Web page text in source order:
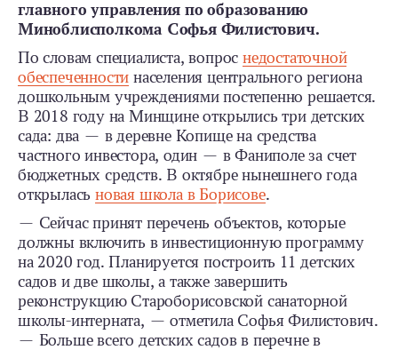
главного управления по образованию
Миноблисполкома Софья Филистович.
По словам специалиста, вопроснедостаточной
обеспеченности населения центрального региона
дошкольным учреждениями постепенно решается.
В 2018 году на Минщине открылись три детских
сада: два — в деревне Копище на средства
частного инвестора, один — в Фаниполе за счет
бюджетных средств. В октябре нынешнего года
открыласьновая школа в Борисове.
— Сейчас принят перечень объектов, которые
должны включить в инвестиционную программу
на 2020 год. Планируется построить 11 детских
садов и две школы, а также завершить
реконструкцию Староборисовской санаторной
школы-интерната, — отметила Софья Филистович.
— Больше всего детских садов в перечне в